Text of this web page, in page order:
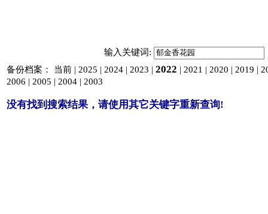
输入关键词:
备份档案： 当前 | 2025 | 2024 | 2023 | 2022 | 2021 | 2020 | 2019 |
2006 | 2005 | 2004 | 2003
没有找到搜索结果，请使用其它关键字重新查询!